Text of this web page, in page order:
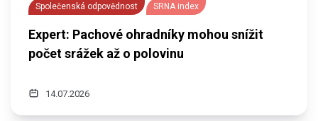
Společenská odpovědnost SRNA index
Expert: Pachové ohradníky mohou snížit
počet srážek až o polovinu
14.07.2026